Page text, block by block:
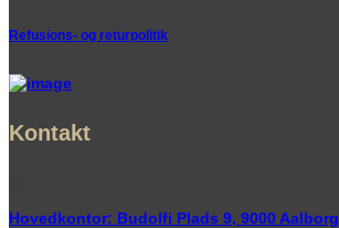
Refusions- og returpolitik
Kontakt
Hovedkontor: Budolfi Plads 9, 9000 Aalborg